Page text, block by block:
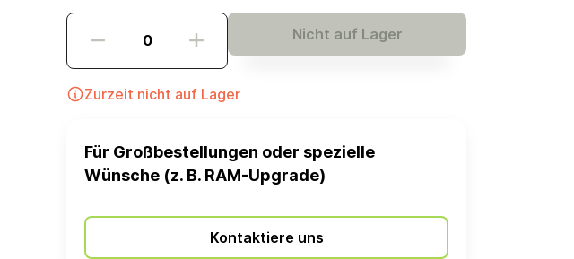
Nicht auf Lager
Zurzeit nicht auf Lager
Für Großbestellungen oder spezielle
Wünsche (z. B. RAM-Upgrade)
Kontaktiere uns